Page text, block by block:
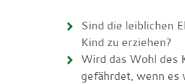
Sind die leiblichen
Kind zu erziehen?
Wird das Wohl des
gefährdet, wenn es